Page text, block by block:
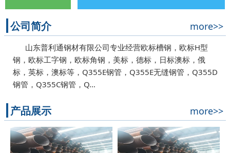
公司简介 more>>
山东普利通钢材有限公司专业经营欧标槽钢，欧标H型
钢，欧标工字钢，欧标角钢，美标，德标，日标澳标，俄
标，英标，澳标等，Q355E钢管，Q355E无缝钢管，Q355D
钢管，Q355C钢管，Q…
产品展示 more>>